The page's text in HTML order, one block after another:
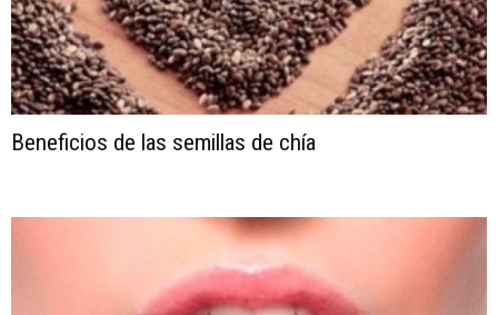
Beneficios de las semillas de chía